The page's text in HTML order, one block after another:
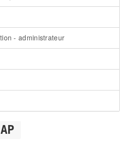
- administrateur
AP